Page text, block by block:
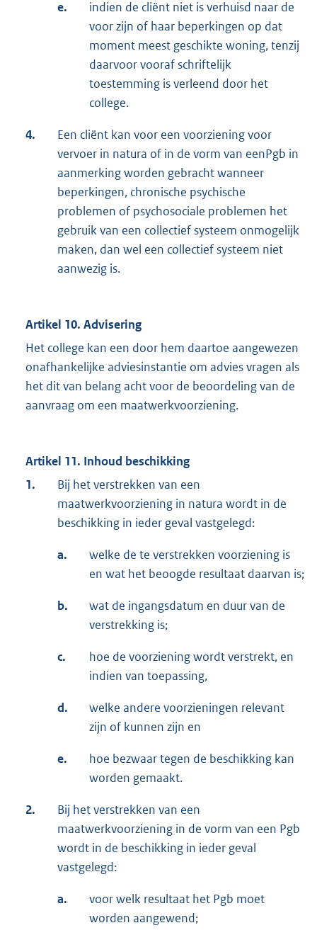
e.
indien de cliënt niet is verhuisd naar de
voor zijn of haar beperkingen op dat
moment meest geschikte woning, tenzij
daarvoor vooraf schriftelijk
toestemming is verleend door het
college.
4.
Een cliënt kan voor een voorziening voor
vervoer in natura of in de vorm van eenPgb in
aanmerking worden gebracht wanneer
beperkingen, chronische psychische
problemen of psychosociale problemen het
gebruik van een collectief systeem onmogelijk
maken, dan wel een collectief systeem niet
aanwezig is.
Artikel 10. Advisering
Het college kan een door hem daartoe aangewezen
onafhankelijke adviesinstantie om advies vragen als
het dit van belang acht voor de beoordeling van de
aanvraag om een maatwerkvoorziening.
Artikel 11. Inhoud beschikking
1.
Bij het verstrekken van een
maatwerkvoorziening in natura wordt in de
beschikking in ieder geval vastgelegd:
a.
welke de te verstrekken voorziening is
en wat het beoogde resultaat daarvan is;
b.
wat de ingangsdatum en duur van de
verstrekking is;
c.
hoe de voorziening wordt verstrekt, en
indien van toepassing,
d.
welke andere voorzieningen relevant
zijn of kunnen zijn en
e.
hoe bezwaar tegen de beschikking kan
worden gemaakt.
2.
Bij het verstrekken van een
maatwerkvoorziening in de vorm van een Pgb
wordt in de beschikking in ieder geval
vastgelegd:
a.
voor welk resultaat het Pgb moet
worden aangewend;